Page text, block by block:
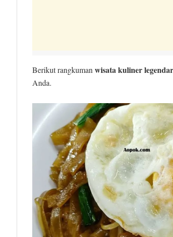
Berikut rangkuman wisata kuliner
Anda.